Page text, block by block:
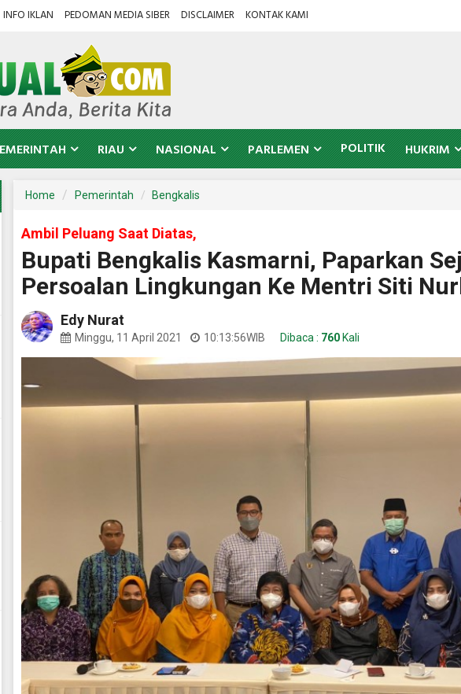
INFO IKLAN PEDOMAN MEDIA SIBER DISCLAIMER KONTAK KAMI
RIAU NASIONAL PARLEMEN POLITIK HUKRIM
Home Pemerintah Bengkalis
Ambil Peluang Saat Diatas,
Bupati Bengkalis Kasmarni, Paparkan
Persoalan Lingkungan Ke Mentri Siti
Edy Nurat
Minggu, 11 April 2021 10:13:56WIB Dibaca : 760 Kali